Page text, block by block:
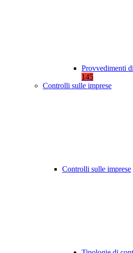
Provvedimenti
145
Controlli sulle imprese
Controlli sulle imprese